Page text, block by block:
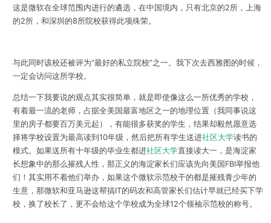
这是微软在全球范围内进行的遴选，在中国境内，只有北京的2所，上海
的2所，和深圳的8所院校获得此项殊荣。
与此同时该校还被评为“最好的私立院校”之一。我下次去西雅图的时候，
一定会访问这所学校。
总结一下我要说的观点其实很简单，就是即使像这么一所优秀的学校，
有着最一流的老师，占据全美国最富地区之一的地理位置（我同事说这
里的房子都要百万美元起），有能很多获奖的学生，结果却毅然愿意选
择将学校设置为最高读到10年级，然后把所有学生送进社区大学读书的
模式。如果送所有十年级的毕业生都进社区大学直接读大一，是海淀家
长想象中的那么摧残人性，那正义的海淀家长们应该先向美国FBI举报他
们！其实用不着他们举办，如果这个微软示范校干的都是摧残青少年的
生意，那微软和亚马逊这帮搞IT的码农和高管家长们估计早就已经买下学
校，换了校长了，更不会给这个学校成为全球12个领袖示范校的称号。